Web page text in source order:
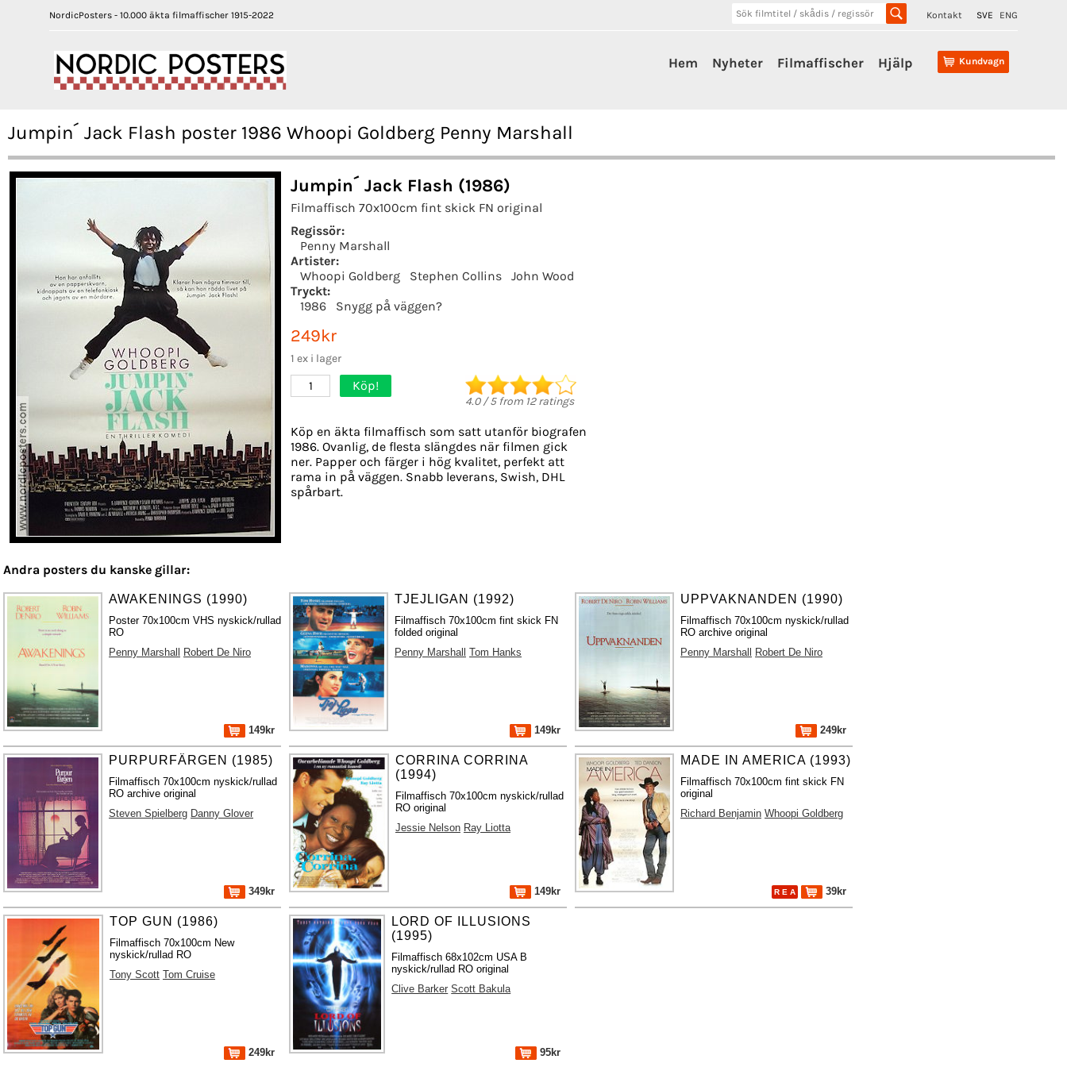
NordicPosters - 10.000 äkta filmaffischer 1915-2022 Kontakt SVE ENG
Kundvagn
Hem Nyheter Filmaffischer Hjälp
Jumpin´ Jack Flash poster 1986 Whoopi Goldberg Penny Marshall
Jumpin´ Jack Flash (1986)
Filmaffisch 70x100cm fint skick FN original
Regissör:
Penny Marshall
Artister:
Whoopi Goldberg
Stephen Collins
John Wood
Tryckt:
1986
Snygg på väggen?
249kr
1 ex i lager
1 Köp!
4.0/5from 12ratings
Köp en äkta filmaffisch som satt utanför biografen
1986. Ovanlig, de flesta slängdes när filmen gick
ner. Papper och färger i hög kvalitet, perfekt att
rama in på väggen. Snabb leverans, Swish, DHL
spårbart.
Andra posters du kanske gillar:
AWAKENINGS (1990)
Poster 70x100cm VHS nyskick/rullad
RO
Penny Marshall Robert De Niro
149kr
TJEJLIGAN (1992)
Filmaffisch 70x100cm fint skick FN
folded original
Penny Marshall Tom Hanks
149kr
UPPVAKNANDEN (1990)
Filmaffisch 70x100cm nyskick/rullad
RO archive original
Penny Marshall Robert De Niro
249kr
PURPURFÄRGEN (1985)
Filmaffisch 70x100cm nyskick/rullad
RO archive original
Steven Spielberg Danny Glover
349kr
CORRINA CORRINA
(1994)
Filmaffisch 70x100cm nyskick/rullad
RO original
Jessie Nelson Ray Liotta
149kr
MADE IN AMERICA (1993)
Filmaffisch 70x100cm fint skick FN
original
Richard Benjamin Whoopi Goldberg
R E A 39kr
TOP GUN (1986)
Filmaffisch 70x100cm New
nyskick/rullad RO
Tony Scott Tom Cruise
249kr
LORD OF ILLUSIONS
(1995)
Filmaffisch 68x102cm USA B
nyskick/rullad RO original
Clive Barker Scott Bakula
95kr